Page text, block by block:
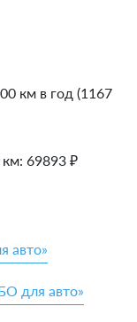
км в год (1167
69893 ₽
авто»
для авто»